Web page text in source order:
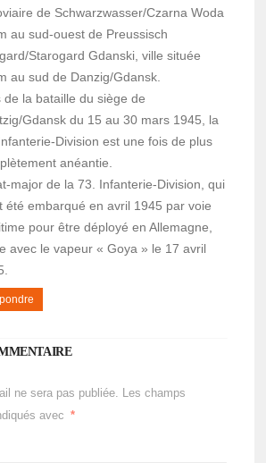
de Schwarzwasser/Czarna Woda
au sud-ouest de Preussisch
Starogard Gdanski, ville située
au sud de Danzig/Gdansk.
de la bataille du siège de
Gdansk du 15 au 30 mars 1945, la
Division est une fois de plus
anéantie.
major de la 73. Infanterie-Division, qui
été embarqué en avril 1945 par voie
pour être déployé en Allemagne,
avec le vapeur « Goya » le 17 avril
ne sera pas publiée. Les champs
avec
*